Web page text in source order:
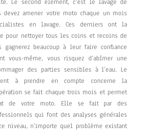
devez amener votre moto chaque un mois
en lavage. Ces derniers ont la
pour nettoyer tous les coins et recoins de
gagnerez beaucoup à leur faire confiance
vous-même, vous risquez d’abîmer une
des parties sensibles à l’eau. Le
à prendre en compte concerne la
se fait chaque trois mois et permet
de votre moto. Elle se fait par des
qui font des analyses générales
niveau, n’importe quel problème existant